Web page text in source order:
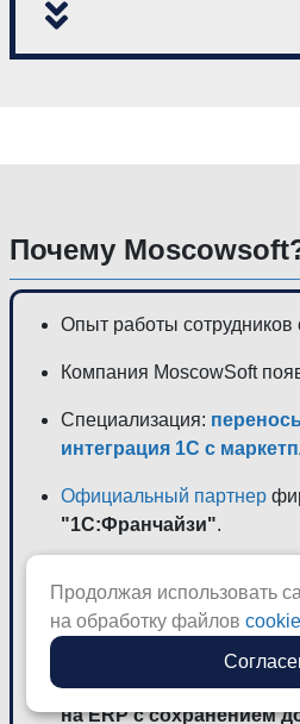
Почему
Опыт работы сотрудников
Компания MoscowSoft
Специализация:
интеграция 1С с
Официальный партнер
"1С:Франчайзи".
тему проведения
(доклад"Переход с УПП
выверки
плавном переходе",
на ERP с сохранением
Продолжая использовать
на обработку файловcookie